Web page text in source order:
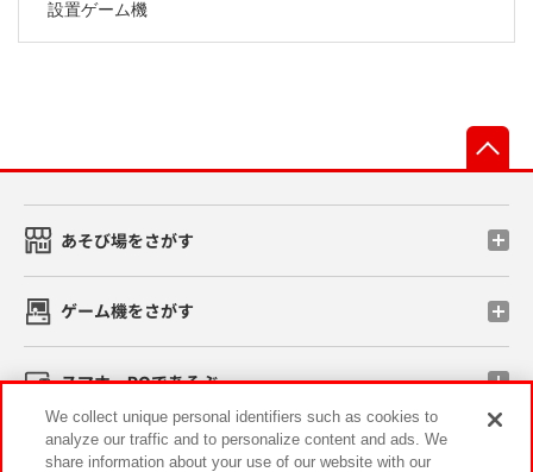
設置ゲーム機
あそび場をさがす
ゲーム機をさがす
スマホ・PCであそぶ
イベント・キャンペーン
We collect unique personal identifiers such as cookies to
analyze our traffic and to personalize content and ads. We
share information about your use of our website with our